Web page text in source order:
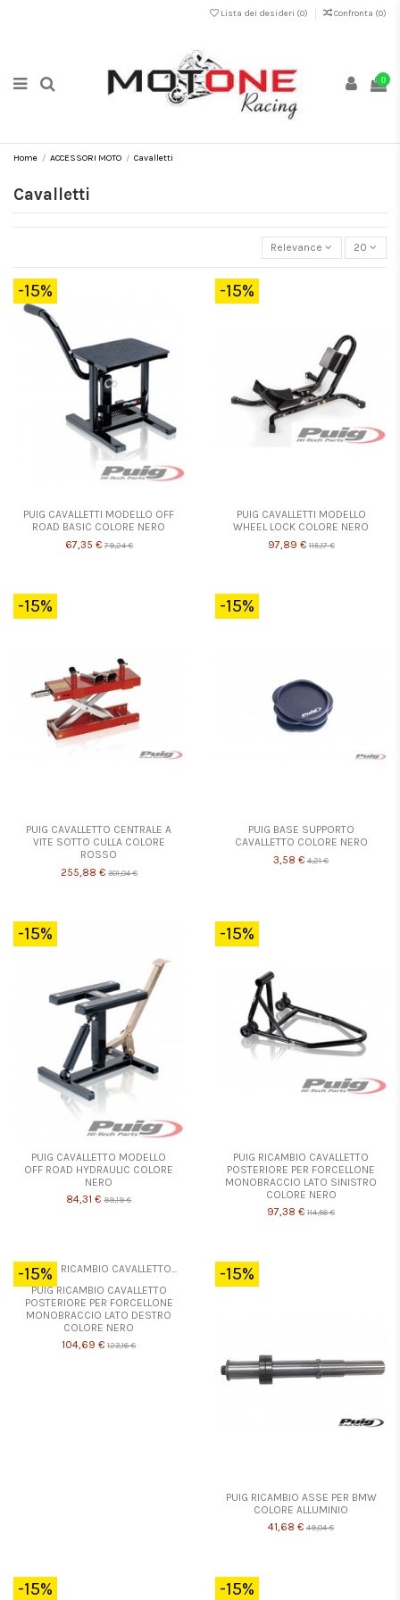
Lista dei desideri (0) Confronta (0)
0
Home ACCESSORI MOTO Cavalletti
Cavalletti
Relevance 20
-15%
PUIG CAVALLETTI MODELLO OFF
ROAD BASIC COLORE NERO
67,35 € 79,24 €
-15%
PUIG CAVALLETTI MODELLO
WHEEL LOCK COLORE NERO
97,89 € 115,17 €
-15%
PUIG CAVALLETTO CENTRALE A
VITE SOTTO CULLA COLORE
ROSSO
255,88 € 301,04 €
-15%
PUIG BASE SUPPORTO
CAVALLETTO COLORE NERO
3,58 € 4,21 €
-15%
PUIG CAVALLETTO MODELLO
OFF ROAD HYDRAULIC COLORE
NERO
84,31 € 99,19 €
-15%
PUIG RICAMBIO CAVALLETTO
POSTERIORE PER FORCELLONE
MONOBRACCIO LATO SINISTRO
COLORE NERO
97,38 € 114,56 €
-15%
PUIG RICAMBIO CAVALLETTO
POSTERIORE PER FORCELLONE
MONOBRACCIO LATO DESTRO
COLORE NERO
104,69 € 123,16 €
-15%
PUIG RICAMBIO ASSE PER BMW
COLORE ALLUMINIO
41,68 € 49,04 €
-15% -15%